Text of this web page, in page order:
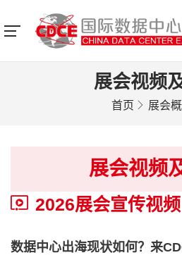
展会视频
首页 展会
展会视频
2026展会宣传视频
数据中心出海现状如何？来